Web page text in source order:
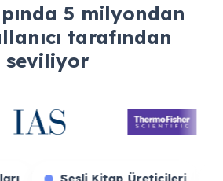
5 milyondan
tarafından
seviliyor